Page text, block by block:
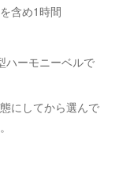
含め1時間
ハーモニーベルで
にしてから選んで